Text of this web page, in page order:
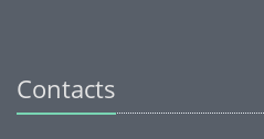
Contacts